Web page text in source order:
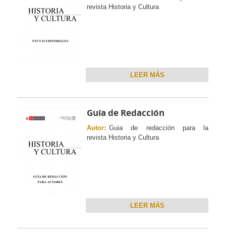
revista Historia y Cultura
LEER MÁS
Guía de Redacción
Autor: Guia de redacción para la
revista Historia y Cultura
LEER MÁS